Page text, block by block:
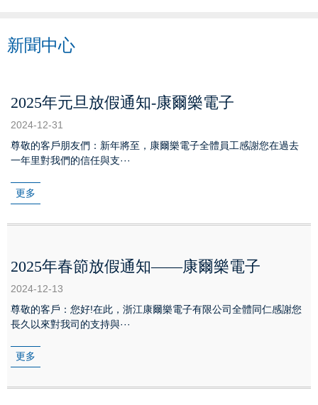
新聞中心
2025年元旦放假通知-康爾樂電子
2024-12-31
尊敬的客戶朋友們：新年將至，康爾樂電子全體員工感謝您在過去
一年里對我們的信任與支···
更多
2025年春節放假通知——康爾樂電子
2024-12-13
尊敬的客戶：您好!在此，浙江康爾樂電子有限公司全體同仁感謝您
長久以來對我司的支持與···
更多